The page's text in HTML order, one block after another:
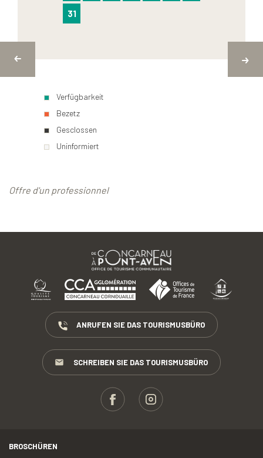
31
Verfügbarkeit
Bezetz
Gesclossen
Uninformiert
Offre d'un professionnel
ANRUFEN SIE DAS TOURISMUSBÜRO
SCHREIBEN SIE DAS TOURISMUSBÜRO
BROSCHÜREN